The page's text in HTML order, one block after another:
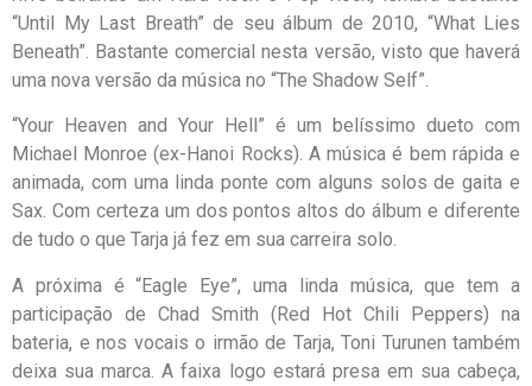
“Until My Last Breath” de seu álbum de 2010, “What Lies
Beneath”. Bastante comercial nesta versão, visto que haverá
uma nova versão da música no “The Shadow Self”.
“Your Heaven and Your Hell” é um belíssimo dueto com
Michael Monroe (ex-Hanoi Rocks). A música é bem rápida e
animada, com uma linda ponte com alguns solos de gaita e
Sax. Com certeza um dos pontos altos do álbum e diferente
de tudo o que Tarja já fez em sua carreira solo.
A próxima é “Eagle Eye”, uma linda música, que tem a
participação de Chad Smith (Red Hot Chili Peppers) na
bateria, e nos vocais o irmão de Tarja, Toni Turunen também
deixa sua marca. A faixa logo estará presa em sua cabeça,